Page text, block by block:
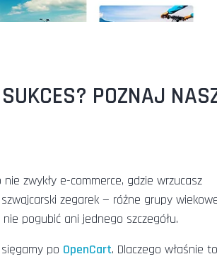
POZNAJ
zwykły e-commerce, gdzie wrzucasz
zegarek — różne grupy
pogubić ani jednego szczegółu.
po OpenCart. Dlaczego właśnie